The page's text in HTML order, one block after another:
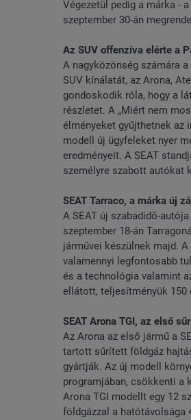
Végezetül pedig a márka -
szeptember 30-án
Az SUV offenzíva elérte a
A nagyközönség számára
SUV kínálatát, az Arona,
gondoskodik róla, hogy a
részletet. A „Miért nem
élményeket gyűjthetnek az
modell új ügyfeleket nyer
eredményeit. A SEAT
személyre szabott autókat
SEAT Tarraco, a márka új
A SEAT új szabadidő-
szeptember 18-án
járművei készülnek majd.
valamennyi legfontosabb
és a technológia valamint
ellátott, teljesítményük 150
SEAT Arona TGI, az első
Az Arona az első jármű a
tartott sűrített földgáz
gyártják. Az új modell
programjában, csökkenti a
Arona TGI modellt egy 12
földgázzal a hatótávolsága